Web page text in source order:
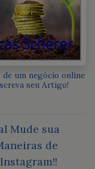
de um negócio online
seu Artigo!
Mude sua
de